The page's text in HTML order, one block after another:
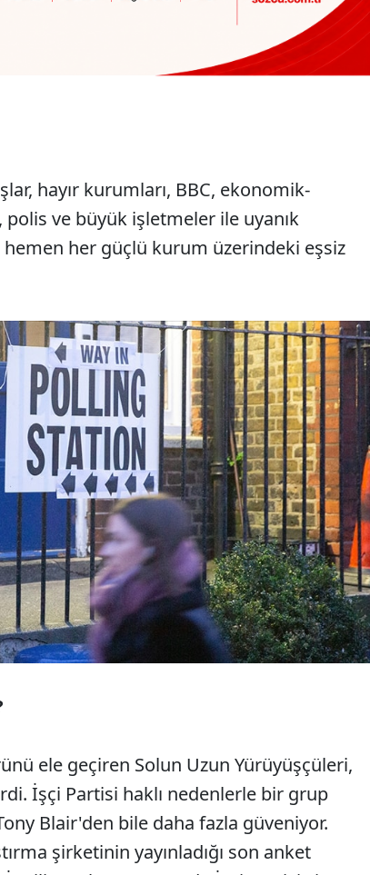
hayır kurumları, BBC, ekonomik-
ve büyük işletmeler ile uyanık
her güçlü kurum üzerindeki eşsiz
ele geçiren Solun Uzun Yürüyüşçüleri,
İşçi Partisi haklı nedenlerle bir grup
Blair'den bile daha fazla güveniyor.
şirketinin yayınladığı son anket